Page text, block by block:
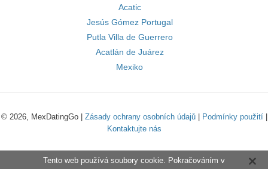
Acatic
Jesús Gómez Portugal
Putla Villa de Guerrero
Acatlán de Juárez
Mexiko
© 2026, MexDatingGo | Zásady ochrany osobních údajů| Podmínky použití|
Kontaktujte nás
Tento web používá soubory cookie. Pokračováním v